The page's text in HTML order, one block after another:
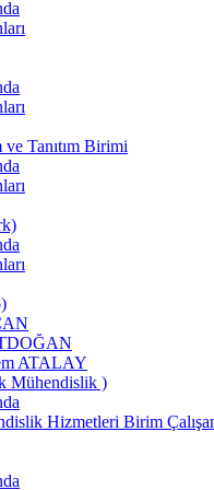
ve Tanıtım Birimi
ATALAY
Mühendislik )
Hizmetleri Birim